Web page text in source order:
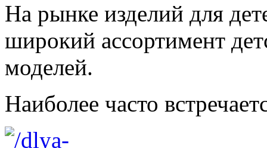
На рынке изделий для
широкий ассортимент
моделей.
Наиболее часто